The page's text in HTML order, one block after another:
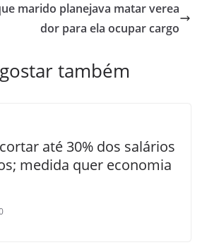
marido planejava matar verea
dor para ela ocupar cargo
também
até 30% dos salários
medida quer economia